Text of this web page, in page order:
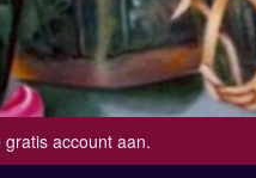
gratis account aan.